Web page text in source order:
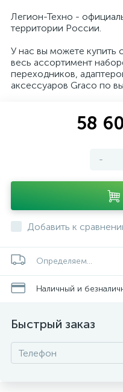
Легион-Техно -
территории России.
У нас вы можете купить
весь ассортимент
переходников,
аксессуаров Graco по
58
-
Добавить к
Определяем...
Наличный и
Быстрый заказ